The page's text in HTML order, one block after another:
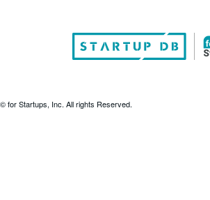
© for Startups, Inc. All rights Reserved.